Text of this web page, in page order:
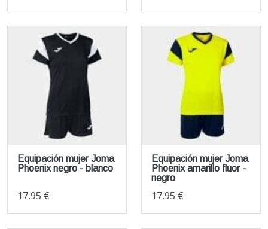
Equipación mujer Joma
Phoenix negro - blanco
17,95 €
Equipación mujer Joma
Phoenix amarillo fluor -
negro
17,95 €